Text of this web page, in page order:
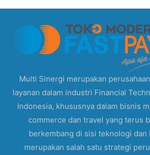
Multi Sinergi merupakan
layanan dalam industri Financial
Indonesia, khususnya dalam bisnis
commerce dan travel yang terus
berkembang di sisi teknologi dan
merupakan salah satu strategi